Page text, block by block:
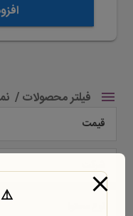
فیلتر محصولات
قیمت
⚠️